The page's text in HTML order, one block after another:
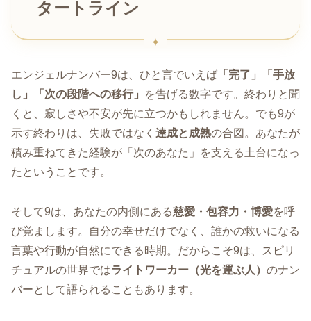
タートライン
エンジェルナンバー9は、ひと言でいえば 「完了」「手放
し」「次の段階への移行」
を告げる数字です。終わりと聞
くと、寂しさや不安が先に立つかもしれません。でも9が
示す終わりは、失敗ではなく 達成と成熟の合図。あなたが
積み重ねてきた経験が「次のあなた」を支える土台になっ
たということです。
そして9は、あなたの内側にある慈愛・包容力・博愛を呼
び覚まします。自分の幸せだけでなく、誰かの救いになる
言葉や行動が自然にできる時期。だからこそ9は、スピリ
チュアルの世界ではライトワーカー（光を運ぶ人） のナン
バーとして語られることもあります。